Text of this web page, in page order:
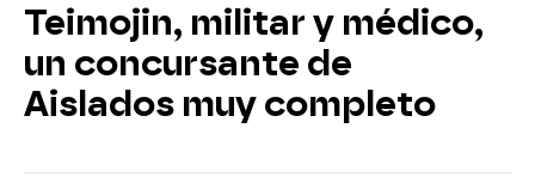
Teimojin, militar y médico,
un concursante de
Aislados muy completo